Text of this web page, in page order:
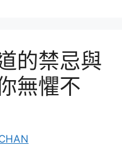
的禁忌與
無懼不